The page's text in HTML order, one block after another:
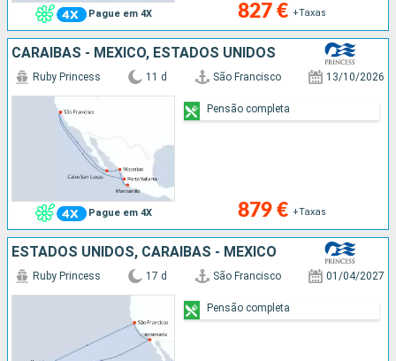
Pague em 4X 827 € +Taxas
CARAIBAS - MEXICO, ESTADOS UNIDOS
Pague em 4X
Ruby Princess 11 d São Francisco 13/10/2026
879 € +Taxas
Pensão completa
ESTADOS UNIDOS, CARAIBAS - MEXICO
Ruby Princess 17 d São Francisco 01/04/2027
Pensão completa